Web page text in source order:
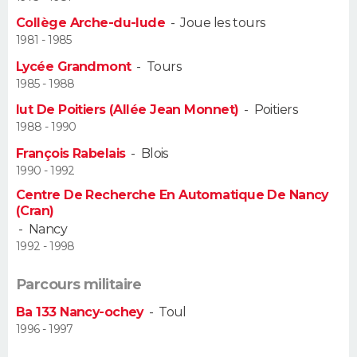
Alimentation
Guide de la santé
Maladies
Médicaments
Sommeil
VOYAGE
Destinations
City break
Voyage nature
Voyage de noces
Forum
Climat
+
PHOTO
GUIDES D'ACHAT
BONS PLANS
Carte de Noël
Carte Bonne année
Carte Saint-Valentin
Carte Pâques
Carte d'anniversaire
DICTIONNAIRE
Dictionnaire
Biographies
Citations
Expressions
Proverbes
S'inscrire
Se connecter
Lycées
Collèges
Primaires
Universités
Entreprises
Service militaire
Avis de recherche
AVIS DE DÉCÈS
Collège Arche-du-lude -Joue les tours
1981 - 1985
Lycée Grandmont- Tours
1985 - 1988
Iut De Poitiers (Allée Jean Monnet) - Poitiers
1988 - 1990
François Rabelais- Blois
1990 - 1992
Centre De Recherche En Automatique De Nancy
(Cran)
- Nancy
1992 - 1998
Parcours militaire
Ba 133 Nancy-ochey- Toul
1996 - 1997